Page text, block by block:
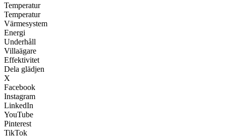
Temperatur
Temperatur
Värmesystem
Energi
Underhåll
Villaägare
Effektivitet
Dela glädjen
X
Facebook
Instagram
LinkedIn
YouTube
Pinterest
TikTok